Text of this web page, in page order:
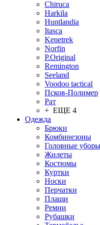
Chiruсa
Harkila
Huntlandia
Itasca
Kenetrek
Norfin
P.Original
Remington
Seeland
Voodoo tactical
Псков-Полимер
Рат
+ ЕЩЕ 4
Одежда
Брюки
Комбинезоны
Головные уборы
Жилеты
Костюмы
Куртки
Носки
Перчатки
Плащи
Ремни
Рубашки